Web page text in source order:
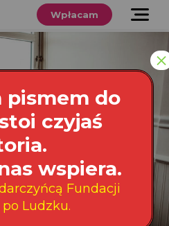
O nas
Co robimy
Wspieraj
nas
Sklep
Wpłacam
pismem do
czyjaś
wspiera.
Fundacji
Ludzku.
×